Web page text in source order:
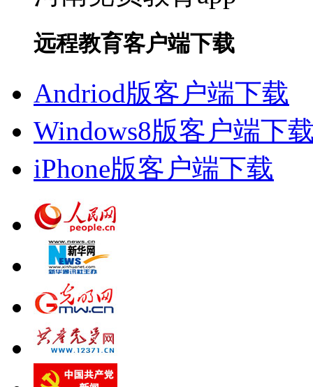
远程教育客户端下载
Andriod版客户端下载
Windows8版客户端下
iPhone版客户端下载